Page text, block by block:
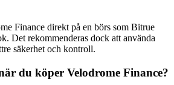
Finance direkt på en börs som Bitrue
Det rekommenderas dock att använda
säkerhet och kontroll.
du köper Velodrome Finance?